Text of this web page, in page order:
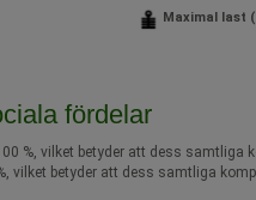
Maximal last
fördelar
%, vilket betyder att dess
vilket betyder att dess samtliga